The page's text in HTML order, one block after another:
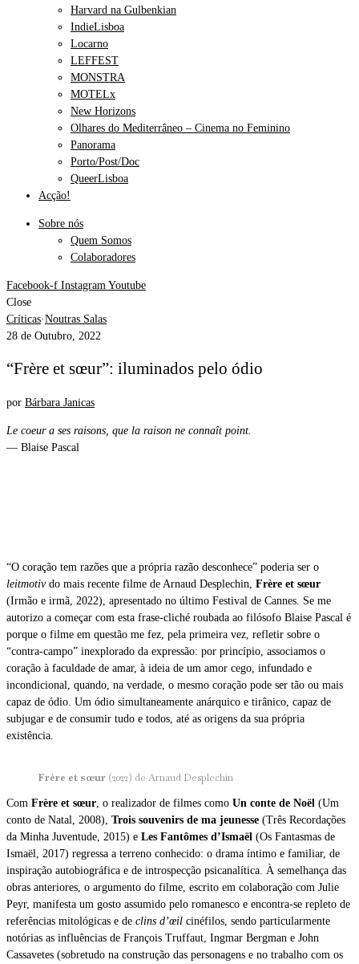
Harvard na Gulbenkian
IndieLisboa
Locarno
LEFFEST
MONSTRA
MOTELx
New Horizons
Olhares do Mediterrâneo – Cinema no Feminino
Panorama
Porto/Post/Doc
QueerLisboa
Acção!
Sobre nós
Quem Somos
Colaboradores
Facebook-f Instagram Youtube
Close
Críticas·Noutras Salas
28 de Outubro, 2022
“Frère et sœur”: iluminados pelo ódio
por Bárbara Janicas
Le coeur a ses raisons, que la raison ne connaît point.
— Blaise Pascal
“O coração tem razões que a própria razão desconhece” poderia ser o
leitmotivdo mais recente filme de Arnaud Desplechin, Frère et sœur
(Irmão e irmã, 2022), apresentado no último Festival de Cannes. Se me
autorizo a começar com esta frase-cliché roubada ao filósofo Blaise Pascal é
porque o filme em questão me fez, pela primeira vez, refletir sobre o
“contra-campo” inexplorado da expressão: por princípio, associamos o
coração à faculdade de amar, à ideia de um amor cego, infundado e
incondicional, quando, na verdade, o mesmo coração pode ser tão ou mais
capaz de ódio. Um ódio simultaneamente anárquico e tirânico, capaz de
subjugar e de consumir tudo e todos, até as origens da sua própria
existência.
Frère et sœur (2022) de Arnaud Desplechin
Com Frère et sœur , o realizador de filmes como Un conte de Noël (Um
conto de Natal, 2008), Trois souvenirs de ma jeunesse (Três Recordações
da Minha Juventude, 2015) e Les Fantômes d’Ismaël (Os Fantasmas de
Ismaël, 2017) regressa a terreno conhecido: o drama íntimo e familiar, de
inspiração autobiográfica e de introspecção psicanalítica. À semelhança das
obras anteriores, o argumento do filme, escrito em colaboração com Julie
Peyr, manifesta um gosto assumido pelo romanesco e encontra-se repleto de
referências mitológicas e de clins d’œil cinéfilos, sendo particularmente
notórias as influências de François Truffaut, Ingmar Bergman e John
Cassavetes (sobretudo na construção das personagens e no trabalho com os